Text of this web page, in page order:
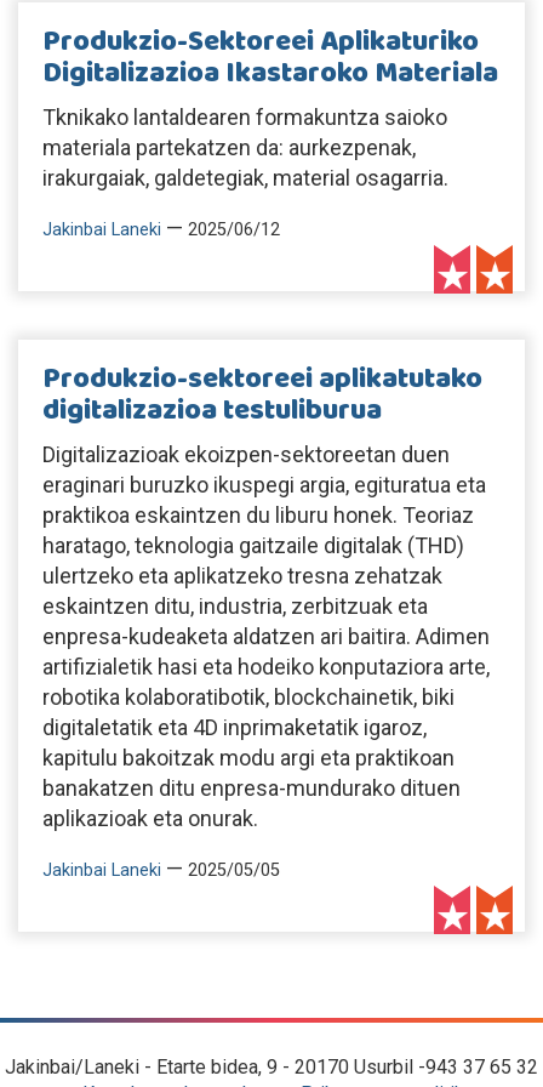
Produkzio-Sektoreei Aplikaturiko
Digitalizazioa Ikastaroko Materiala
Tknikako lantaldearen formakuntza saioko
materiala partekatzen da: aurkezpenak,
irakurgaiak, galdetegiak, material osagarria.
Jakinbai Laneki — 2025/06/12
Produkzio-sektoreei aplikatutako
digitalizazioa testuliburua
Digitalizazioak ekoizpen-sektoreetan duen
eraginari buruzko ikuspegi argia, egituratua eta
praktikoa eskaintzen du liburu honek. Teoriaz
haratago, teknologia gaitzaile digitalak (THD)
ulertzeko eta aplikatzeko tresna zehatzak
eskaintzen ditu, industria, zerbitzuak eta
enpresa-kudeaketa aldatzen ari baitira. Adimen
artifizialetik hasi eta hodeiko konputaziora arte,
robotika kolaboratibotik, blockchainetik, biki
digitaletatik eta 4D inprimaketatik igaroz,
kapitulu bakoitzak modu argi eta praktikoan
banakatzen ditu enpresa-mundurako dituen
aplikazioak eta onurak.
Jakinbai Laneki — 2025/05/05
Jakinbai/Laneki - Etarte bidea, 9 - 20170 Usurbil -943 37 65 32